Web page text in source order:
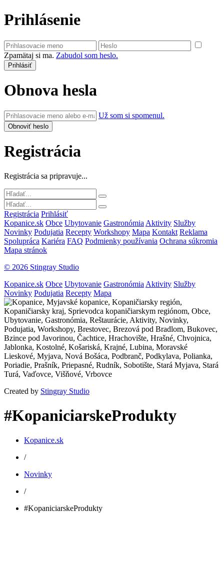
Prihlásenie
Zpamätaj si ma. Zabudol som heslo.
Obnova hesla
Už som si spomenul.
Registrácia
Registrácia sa pripravuje...
Registrácia Prihlásiť
Kopanice.sk Obce Ubytovanie Gastronómia Aktivity Služby
Novinky Podujatia Recepty Workshopy Mapa Kontakt Reklama
Spolupráca Kariéra FAQ Podmienky používania Ochrana súkromia
Mapa stránok
© 2026 Stingray Studio
Kopanice.sk Obce Ubytovanie Gastronómia Aktivity Služby
Novinky Podujatia Recepty Mapa
Created by Stingray Studio
#KopaniciarskeProdukty
Kopanice.sk
/
Novinky
/
#KopaniciarskeProdukty